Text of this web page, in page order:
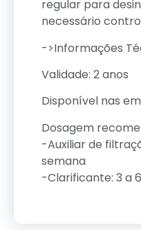
regular para
necessário
->Informações
Validade: 2 anos
Disponível nas
Dosagem
-Auxiliar de
semana
-Clarificante: 3 a